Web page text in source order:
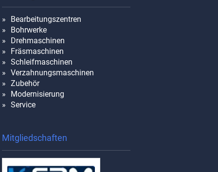
Bearbeitungszentren
Bohrwerke
Drehmaschinen
Fräsmaschinen
Schleifmaschinen
Verzahnungsmaschinen
Zubehör
Modernisierung
Service
Mitgliedschaften